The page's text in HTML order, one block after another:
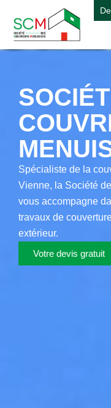
contenu
Spécialiste de la
Vienne, la Société
vous accompagne
travaux de
extérieur.
Votre devis gratuit